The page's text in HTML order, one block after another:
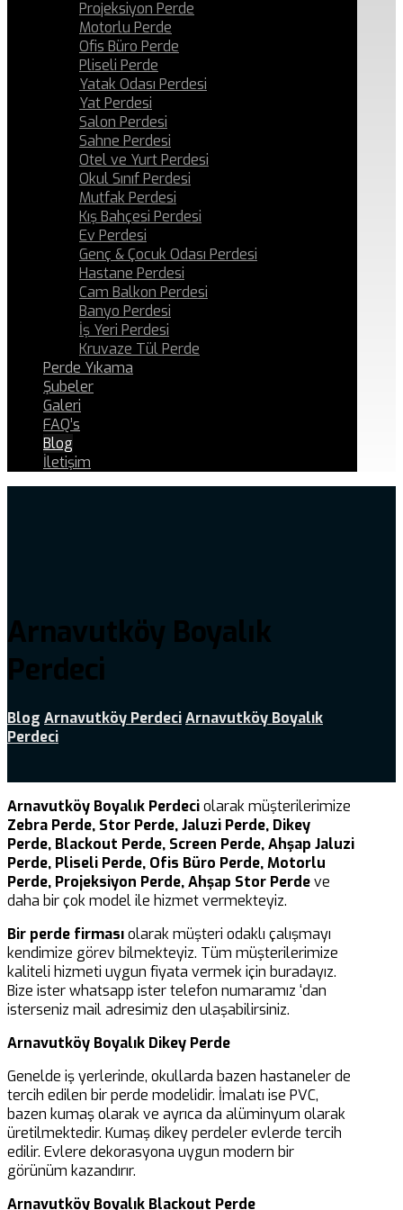
Projeksiyon Perde
Motorlu Perde
Ofis Büro Perde
Pliseli Perde
Yatak Odası Perdesi
Yat Perdesi
Salon Perdesi
Sahne Perdesi
Otel ve Yurt Perdesi
Okul Sınıf Perdesi
Mutfak Perdesi
Kış Bahçesi Perdesi
Ev Perdesi
Genç & Çocuk Odası Perdesi
Hastane Perdesi
Cam Balkon Perdesi
Banyo Perdesi
İş Yeri Perdesi
Kruvaze Tül Perde
Perde Yıkama
Şubeler
Galeri
FAQ’s
Blog
İletişim
Arnavutköy Boyalık
Perdeci
Blog Arnavutköy PerdeciArnavutköy Boyalık
Perdeci
Arnavutköy Boyalık Perdeciolarak müşterilerimize
Zebra Perde, Stor Perde, Jaluzi Perde, Dikey
Perde, Blackout Perde, Screen Perde, Ahşap Jaluzi
Perde, Pliseli Perde, Ofis Büro Perde, Motorlu
Perde, Projeksiyon Perde, Ahşap Stor Perdeve
daha bir çok model ile hizmet vermekteyiz.
Bir perde firmasıolarak müşteri odaklı çalışmayı
kendimize görev bilmekteyiz. Tüm müşterilerimize
kaliteli hizmeti uygun fiyata vermek için buradayız.
Bize ister whatsapp ister telefon numaramız ‘dan
isterseniz mail adresimiz den ulaşabilirsiniz.
Arnavutköy Boyalık Dikey Perde
Genelde iş yerlerinde, okullarda bazen hastaneler de
tercih edilen bir perde modelidir. İmalatı ise PVC,
bazen kumaş olarak ve ayrıca da alüminyum olarak
üretilmektedir. Kumaş dikey perdeler evlerde tercih
edilir. Evlere dekorasyona uygun modern bir
görünüm kazandırır.
Arnavutköy Boyalık Blackout Perde